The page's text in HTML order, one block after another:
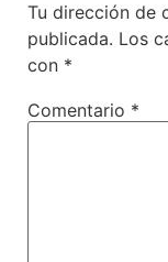
Tu dirección de
publicada. Los
con *
Comentario *